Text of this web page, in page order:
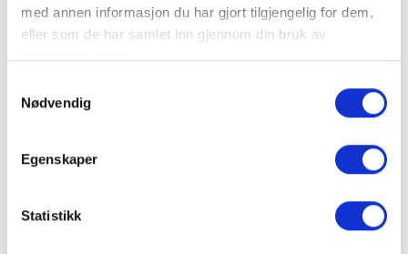
med annen informasjon du har gjort tilgjengelig for dem,
eller som de har samlet inn gjennom din bruk av
Nødvendig
Egenskaper
Statistikk
GRATIS
PRØVER
INSPIRASJONSBLOGG
EVENTYRLIG
Ny privatkunde?
tidligere har gjort.